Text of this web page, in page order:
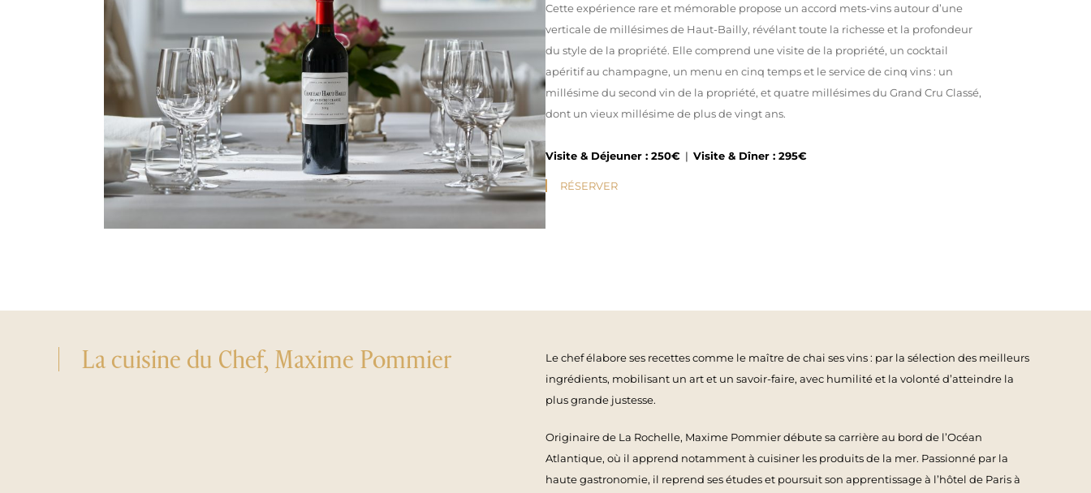
Cette expérience rare et mémorable propose un accord mets-vins autour d’une
verticale de millésimes de Haut-Bailly, révélant toute la richesse et la profondeur
du style de la propriété. Elle comprend une visite de la propriété, un cocktail
apéritif au champagne, un menu en cinq temps et le service de cinq vins : un
millésime du second vin de la propriété, et quatre millésimes du Grand Cru Classé,
dont un vieux millésime de plus de vingt ans.
Visite & Déjeuner : 250€ | Visite & Dîner : 295€
RÉSERVER
La cuisine du Chef, Maxime Pommier
Le chef élabore ses recettes comme le maître de chai ses vins : par la sélection des meilleurs
ingrédients, mobilisant un art et un savoir-faire, avec humilité et la volonté d’atteindre la
plus grande justesse.
Originaire de La Rochelle, Maxime Pommier débute sa carrière au bord de l’Océan
Atlantique, où il apprend notamment à cuisiner les produits de la mer. Passionné par la
haute gastronomie, il reprend ses études et poursuit son apprentissage à l’hôtel de Paris à